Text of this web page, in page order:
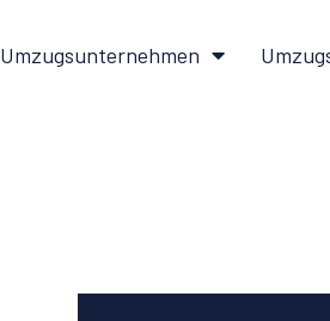
Umzugsunternehmen